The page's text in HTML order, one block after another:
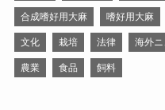
合成嗜好用大麻 嗜好用大麻
文化 栽培 法律 海外
農業 食品 飼料